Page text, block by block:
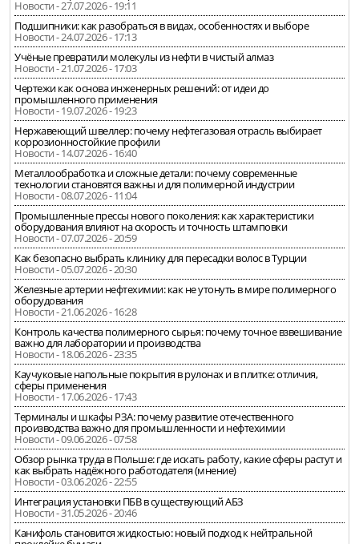
Новости - 27.07.2026 - 19:11
Подшипники: как разобраться в видах, особенностях и выборе
Новости - 24.07.2026 - 17:13
Учёные превратили молекулы из нефти в чистый алмаз
Новости - 21.07.2026 - 17:03
Чертежи как основа инженерных решений: от идеи до
промышленного применения
Новости - 19.07.2026 - 19:23
Нержавеющий швеллер: почему нефтегазовая отрасль выбирает
коррозионностойкие профили
Новости - 14.07.2026 - 16:40
Металлообработка и сложные детали: почему современные
технологии становятся важны и для полимерной индустрии
Новости - 08.07.2026 - 11:04
Промышленные прессы нового поколения: как характеристики
оборудования влияют на скорость и точность штамповки
Новости - 07.07.2026 - 20:59
Как безопасно выбрать клинику для пересадки волос в Турции
Новости - 05.07.2026 - 20:30
Железные артерии нефтехимии: как не утонуть в мире полимерного
оборудования
Новости - 21.06.2026 - 16:28
Контроль качества полимерного сырья: почему точное взвешивание
важно для лаборатории и производства
Новости - 18.06.2026 - 23:35
Каучуковые напольные покрытия в рулонах и в плитке: отличия,
сферы применения
Новости - 17.06.2026 - 17:43
Терминалы и шкафы РЗА: почему развитие отечественного
производства важно для промышленности и нефтехимии
Новости - 09.06.2026 - 07:58
Обзор рынка труда в Польше: где искать работу, какие сферы растут и
как выбрать надёжного работодателя (мнение)
Новости - 03.06.2026 - 22:55
Интеграция установки ПБВ в существующий АБЗ
Новости - 31.05.2026 - 20:46
Канифоль становится жидкостью: новый подход к нейтральной